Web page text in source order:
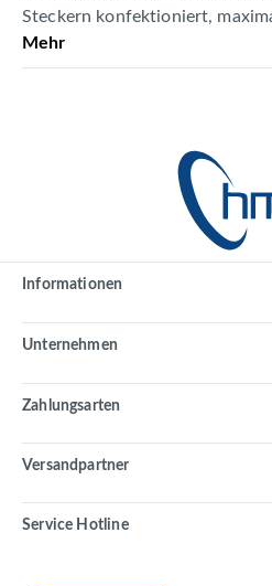
Steckern konfektioniert,
Mehr
Informationen
Unternehmen
Zahlungsarten
Versandpartner
Service Hotline